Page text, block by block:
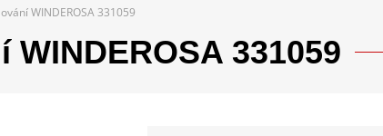
WINDEROSA 331059
331059